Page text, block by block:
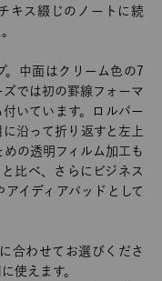
キス綴じのノートに続
。中面はクリーム色の7
では初の罫線フォーマ
いています。ロルバー
沿って折り返すと左上
の透明フィルム加工も
比べ、さらにビジネス
イディアパッドとして
合わせてお選びくださ
使えます。